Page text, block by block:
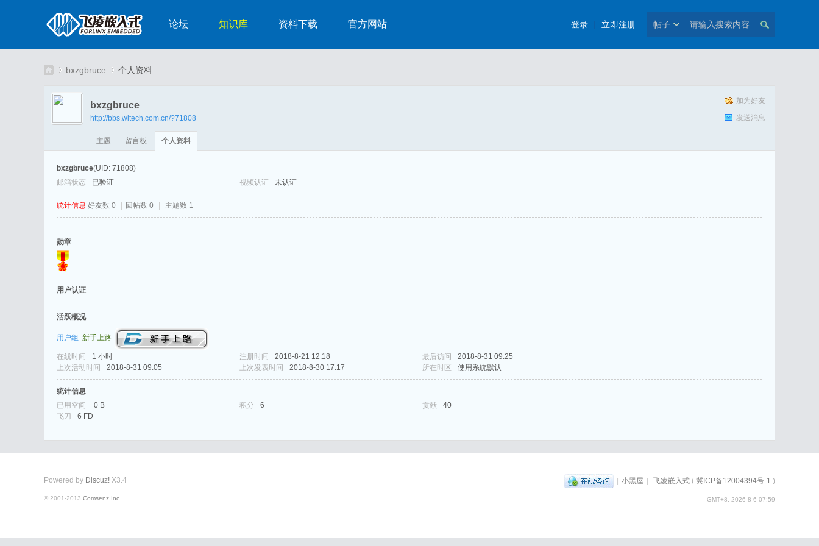
帖子
登录 立即注册
论坛 知识库 资料下载 官方网站
嵌›
bxzgbruce
›
个人资料
加为好友
发送消息
bxzgbruce
http://bbs.witech.com.cn/?71808
主题 留言板 个人资料
bxzgbruce(UID: 71808)
邮箱状态
已验证 视频认证 未认证
统计信息 好友数 0 回帖数 0 主题数 1
勋章
用户认证
活跃概况
用户组 新手上路
在线时间 1 小时 注册时间 2018-8-21 12:18 最后访问
2018-8-31 09:25
上次活动时间
2018-8-31 09:05 上次发表时间 2018-8-30 17:17 所在时区 使用系统默认
统计信息
已用空间
0 B 积分 6 贡献
40
飞刀
6 FD
| 小黑屋 | 飞凌嵌入式 ( 冀ICP备12004394号-1 )
GMT+8, 2026-8-6 07:59
Powered by Discuz! X3.4
© 2001-2013 Comsenz Inc.